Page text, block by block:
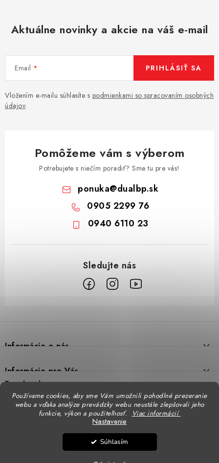
Používame cookies, aby sme Vám umožnili pohodlné prezeranie
webu a vďaka analýze prevádzky webu neustále zlepšovali jeho
funkcie, výkon a použiteľnosť.
Viac informácií
Nastavenie
Súhlasím
Aktuálne novinky a akcie na váš e-mail
Email
Vložením e-mailu súhlasíte s podmienkami so spracovaním osobných
údajov.
PRIHLÁSIŤ SA
Pomôžeme vám s výberom
Potrebujete s niečím poradiť? Sme tu pre vás!
ponuka@dualbp.sk
0905 2299 76
0940 6110 23
p
i
Informácie o nás
Prečo DUAL BP
Predajne
Doprava
Informácie pre Vás
Formulár na výmenu tovaru
Facebook
Katalógy
STENSO - kompletné OOPP
CXS - kompletné OOPP